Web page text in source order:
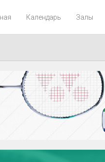
Календарь Залы